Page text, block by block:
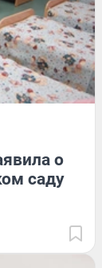
о
саду